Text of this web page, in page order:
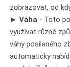
zobrazovat, od
► Váha - Toto
využívat různé
váhy posílaného
automaticky